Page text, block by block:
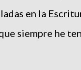
en la
siempre he